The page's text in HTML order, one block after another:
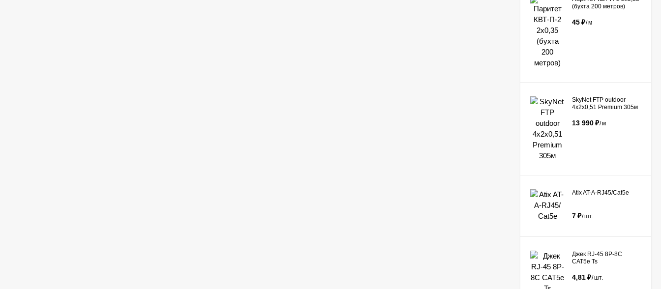
(бухта 200 метров)
45₽/м
​SkyNet FTP outdoor
4x2x0,51 Premium 305м
13 990₽/м
Atix AT-A-RJ45/Сat5e
7₽/шт.
Джек RJ-45 8P-8C
CAT5e Ts
4,81₽/шт.